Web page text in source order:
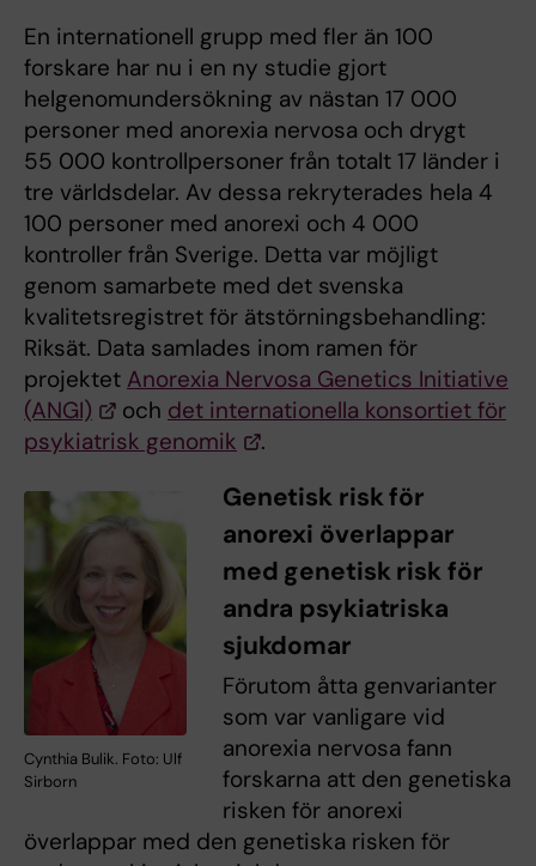
En internationell grupp med fler än 100
forskare har nu i en ny studie gjort
helgenomundersökning av nästan 17 000
personer med anorexia nervosa och drygt
55 000 kontrollpersoner från totalt 17 länder i
tre världsdelar. Av dessa rekryterades hela 4
100 personer med anorexi och 4 000
kontroller från Sverige. Detta var möjligt
genom samarbete med det svenska
kvalitetsregistret för ätstörningsbehandling:
Riksät. Data samlades inom ramen för
projektet Anorexia Nervosa Genetics Initiative
(ANGI)
och det internationella konsortiet för
psykiatrisk genomik
.
Cynthia Bulik. Foto: Ulf
Sirborn
Genetisk risk för
anorexi överlappar
med genetisk risk för
andra psykiatriska
sjukdomar
Förutom åtta genvarianter
som var vanligare vid
anorexia nervosa fann
forskarna att den genetiska
risken för anorexi
överlappar med den genetiska risken för